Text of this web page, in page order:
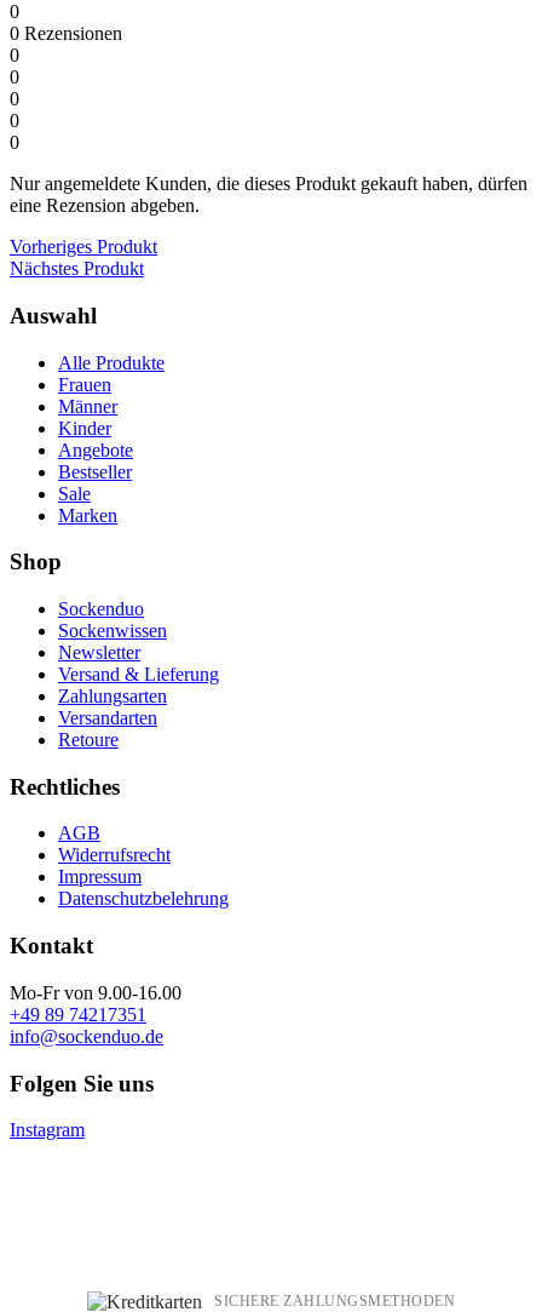
0
0 Rezensionen
0
0
0
0
0
Nur angemeldete Kunden, die dieses Produkt gekauft haben, dürfen
eine Rezension abgeben.
Vorheriges Produkt
Nächstes Produkt
Auswahl
Alle Produkte
Frauen
Männer
Kinder
Angebote
Bestseller
Sale
Marken
Shop
Sockenduo
Sockenwissen
Newsletter
Versand & Lieferung
Zahlungsarten
Versandarten
Retoure
Rechtliches
AGB
Widerrufsrecht
Impressum
Datenschutzbelehrung
Kontakt
Mo-Fr von 9.00-16.00
+49 89 74217351
info@sockenduo.de
Folgen Sie uns
Instagram
SICHERE ZAHLUNGSMETHODEN